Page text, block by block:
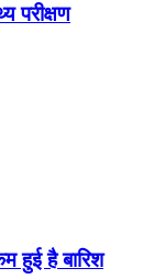
परीक्षण
हुई है बारिश